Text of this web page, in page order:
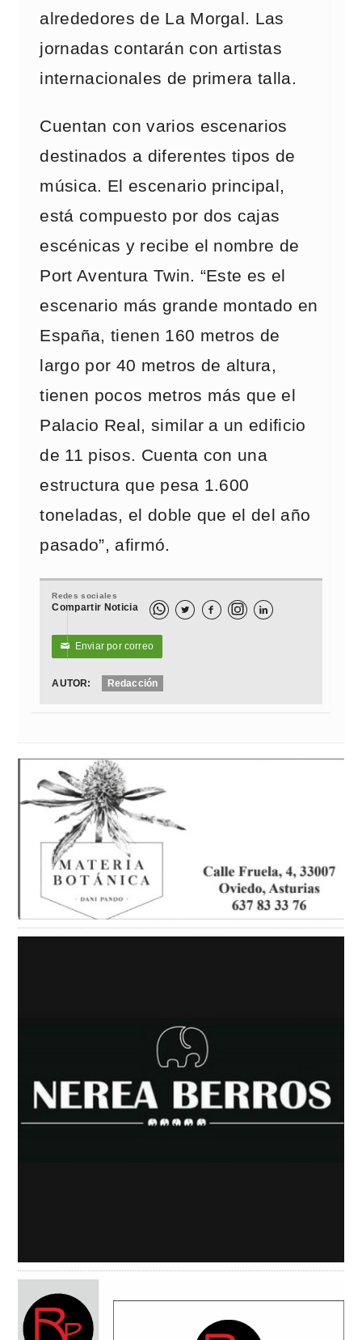
alrededores de La Morgal. Las
jornadas contarán con artistas
internacionales de primera talla.
Cuentan con varios escenarios
destinados a diferentes tipos de
música. El escenario principal,
está compuesto por dos cajas
escénicas y recibe el nombre de
Port Aventura Twin. “Este es el
escenario más grande montado en
España, tienen 160 metros de
largo por 40 metros de altura,
tienen pocos metros más que el
Palacio Real, similar a un edificio
de 11 pisos. Cuenta con una
estructura que pesa 1.600
toneladas, el doble que el del año
pasado”, afirmó.
Redes sociales
Compartir Noticia   
✉ Enviar por correo
AUTOR: Redacción